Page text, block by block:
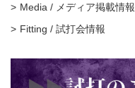
Media / メディア掲載情報
Fitting / 試打会情報